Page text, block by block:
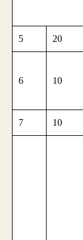
5 20
6 10
7 10